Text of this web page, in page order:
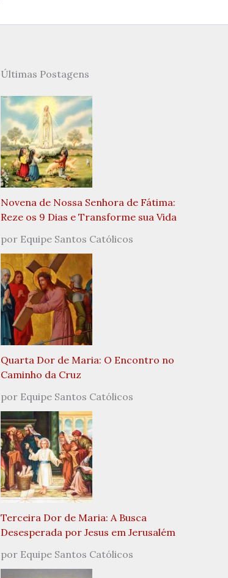
Últimas Postagens
Novena de Nossa Senhora de Fátima:
Reze os 9 Dias e Transforme sua Vida
por Equipe Santos Católicos
Quarta Dor de Maria: O Encontro no
Caminho da Cruz
por Equipe Santos Católicos
Terceira Dor de Maria: A Busca
Desesperada por Jesus em Jerusalém
por Equipe Santos Católicos